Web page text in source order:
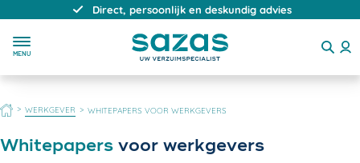
Direct, persoonlijk en deskundig advies
MENU
HOME WERKGEVER WHITEPAPERS VOOR WERKGEVERS
Whitepapers voor werkgevers